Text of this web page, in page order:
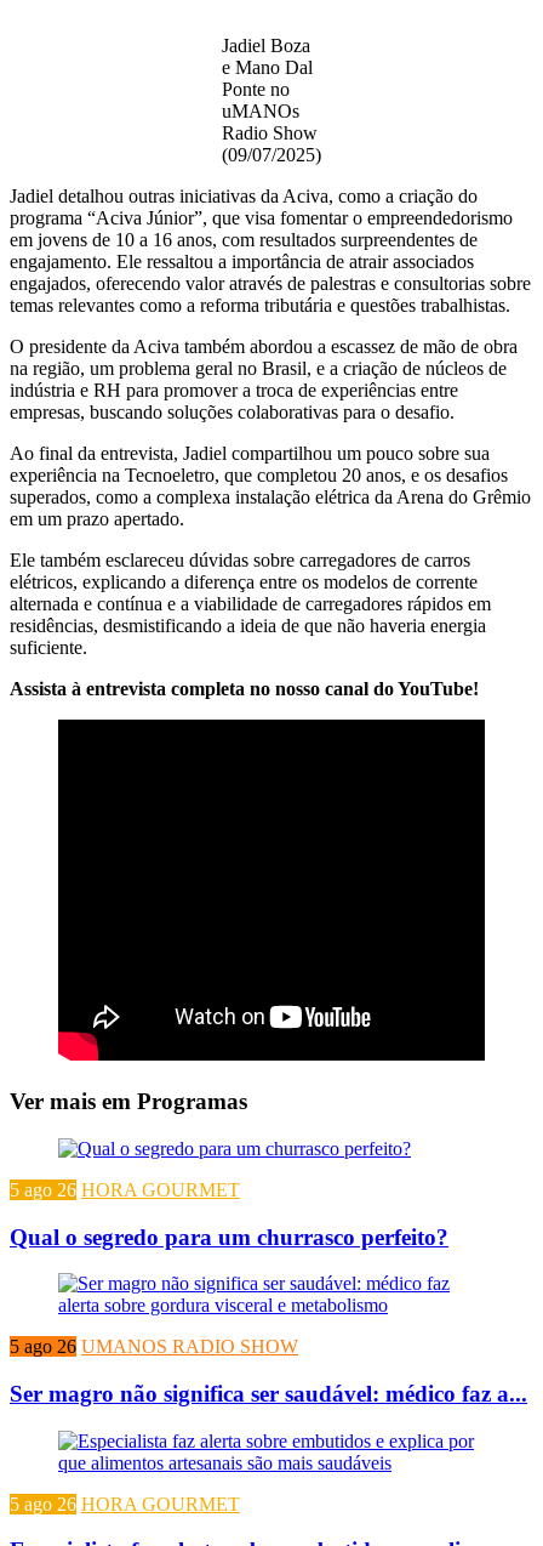
Jadiel Boza
e Mano Dal
Ponte no
uMANOs
Radio Show
(09/07/2025)
Jadiel detalhou outras iniciativas da Aciva, como a criação do
programa “Aciva Júnior”, que visa fomentar o empreendedorismo
em jovens de 10 a 16 anos, com resultados surpreendentes de
engajamento. Ele ressaltou a importância de atrair associados
engajados, oferecendo valor através de palestras e consultorias sobre
temas relevantes como a reforma tributária e questões trabalhistas.
O presidente da Aciva também abordou a escassez de mão de obra
na região, um problema geral no Brasil, e a criação de núcleos de
indústria e RH para promover a troca de experiências entre
empresas, buscando soluções colaborativas para o desafio.
Ao final da entrevista, Jadiel compartilhou um pouco sobre sua
experiência na Tecnoeletro, que completou 20 anos, e os desafios
superados, como a complexa instalação elétrica da Arena do Grêmio
em um prazo apertado.
Ele também esclareceu dúvidas sobre carregadores de carros
elétricos, explicando a diferença entre os modelos de corrente
alternada e contínua e a viabilidade de carregadores rápidos em
residências, desmistificando a ideia de que não haveria energia
suficiente.
Assista à entrevista completa no nosso canal do YouTube!
Ver mais em Programas
5 ago 26 HORA GOURMET
Qual o segredo para um churrasco perfeito?
5 ago 26 UMANOS RADIO SHOW
Ser magro não significa ser saudável: médico faz a...
5 ago 26 HORA GOURMET